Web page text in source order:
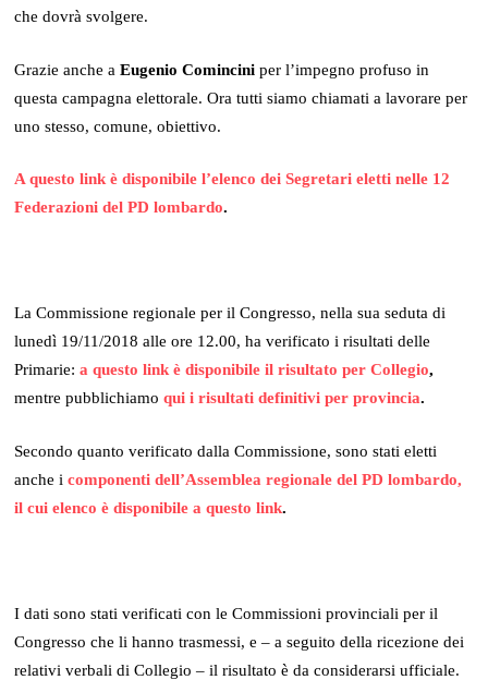
che dovrà svolgere.
Grazie anche aEugenio Comincini per l’impegno profuso in
questa campagna elettorale. Ora tutti siamo chiamati a lavorare per
uno stesso, comune, obiettivo.
A questo link è disponibile l’elenco dei Segretari eletti nelle 12
Federazioni del PD lombardo.
La Commissione regionale per il Congresso, nella sua seduta di
lunedì 19/11/2018 alle ore 12.00, ha verificato i risultati delle
Primarie:a questo link è disponibile il risultato per Collegio,
mentre pubblichiamoqui i risultati definitivi per provincia.
Secondo quanto verificato dalla Commissione, sono stati eletti
anche icomponenti dell’Assemblea regionale del PD lombardo,
il cui elenco è disponibile a questo link.
I dati sono stati verificati con le Commissioni provinciali per il
Congresso che li hanno trasmessi, e – a seguito della ricezione dei
relativi verbali di Collegio – il risultato è da considerarsi ufficiale.